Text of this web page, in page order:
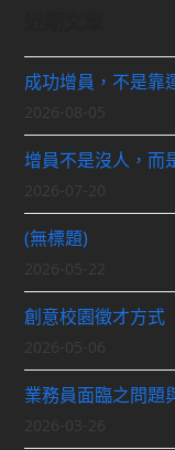
成功增員，不是靠
增員不是沒人，而
(無標題)
創意校園徵才方式
業務員面臨之問題